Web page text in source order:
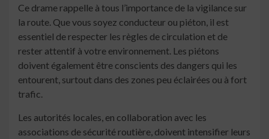
Ce drame rappelle à tous l’importance de la vigilance sur
la route. Que vous soyez conducteur ou piéton, il est
essentiel de respecter les règles de circulation et de
rester attentif à votre environnement. Les piétons
doivent également être conscients des dangers qui les
entourent, surtout dans des zones peu éclairées ou à fort
trafic.
Les autorités locales, en collaboration avec les
associations de sécurité routière, doivent intensifier leurs